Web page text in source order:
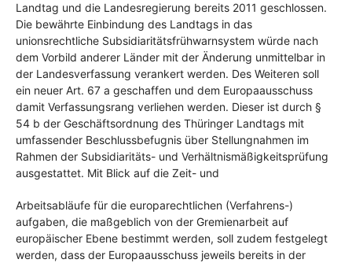
Landtag und die Landesregierung bereits 2011 geschlossen.
Die bewährte Einbindung des Landtags in das
unionsrechtliche Subsidiaritätsfrühwarnsystem würde nach
dem Vorbild anderer Länder mit der Änderung unmittelbar in
der Landesverfassung verankert werden. Des Weiteren soll
ein neuer Art. 67 a geschaffen und dem Europaausschuss
damit Verfassungsrang verliehen werden. Dieser ist durch §
54 b der Geschäftsordnung des Thüringer Landtags mit
umfassender Beschlussbefugnis über Stellungnahmen im
Rahmen der Subsidiaritäts- und Verhältnismäßigkeitsprüfung
ausgestattet. Mit Blick auf die Zeit- und
Arbeitsabläufe für die europarechtlichen (Verfahrens-)
aufgaben, die maßgeblich von der Gremienarbeit auf
europäischer Ebene bestimmt werden, soll zudem festgelegt
werden, dass der Europaausschuss jeweils bereits in der